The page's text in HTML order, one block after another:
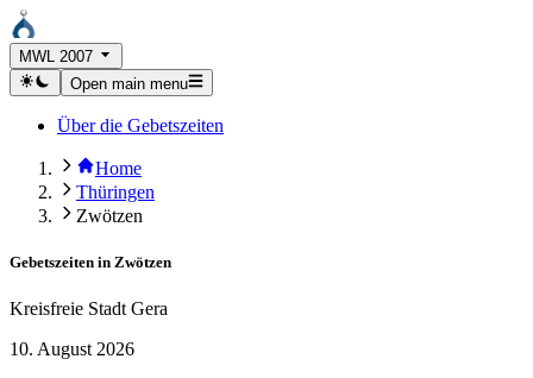
MWL 2007
Open main menu
Über die Gebetszeiten
Home
Thüringen
Zwötzen
Gebetszeiten in Zwötzen
Kreisfreie Stadt Gera
10. August 2026